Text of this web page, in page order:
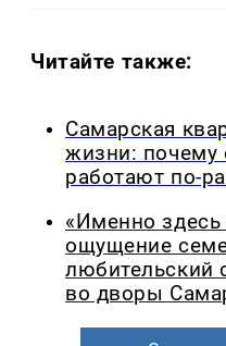
Читайте также:
Самарская
жизни: почему
работают по-
«Именно здесь
ощущение
любительский
во дворы